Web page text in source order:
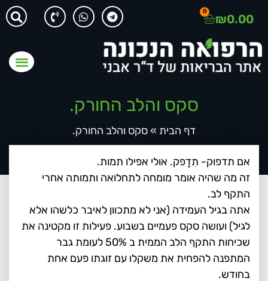
₪0.00
0
סקס והלב החורק.
דף הבית »סקס והלב החורק.
אם תדפוק- תִדָפק. אולי אפילו תמות.
זה מה שהיה אומר מומחה לתחלואה ותמותה אחרי
התקף לב.
אתה בגיל העמידה (אני לא מתכוון לאיבר כלשהו אלא
לגיל) ועושה סקס פעמיים בשבוע. פעילות זו מקטינה את
שכיחות התקף הלב הממית ב 50% לעומת גבר
המתפנה להפחית את משקלו עם זוגתו פעם אחת
בחודש.